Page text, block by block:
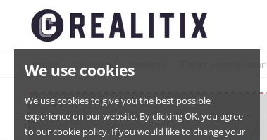
We use cookies
We use cookies to give you the best possible
experience on our website. By clicking OK, you agree
to our cookie policy. If you would like to change your
Accueil Vêtements T-shirt imprimé colibri